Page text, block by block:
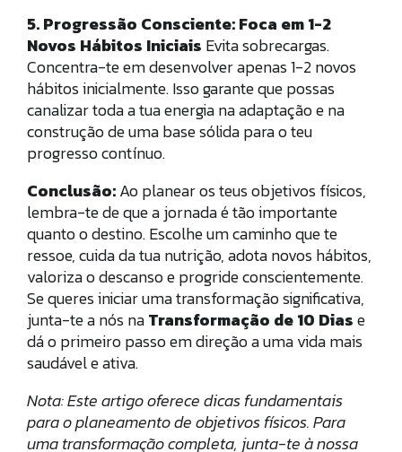
5. Progressão Consciente: Foca em 1-2
Novos Hábitos Iniciais Evita sobrecargas.
Concentra-te em desenvolver apenas 1-2 novos
hábitos inicialmente. Isso garante que possas
canalizar toda a tua energia na adaptação e na
construção de uma base sólida para o teu
progresso contínuo.
Conclusão:Ao planear os teus objetivos físicos,
lembra-te de que a jornada é tão importante
quanto o destino. Escolhe um caminho que te
ressoe, cuida da tua nutrição, adota novos hábitos,
valoriza o descanso e progride conscientemente.
Se queres iniciar uma transformação significativa,
junta-te a nós naTransformação de 10 Diase
dá o primeiro passo em direção a uma vida mais
saudável e ativa.
Nota: Este artigo oferece dicas fundamentais
para o planeamento de objetivos físicos. Para
uma transformação completa, junta-te à nossa